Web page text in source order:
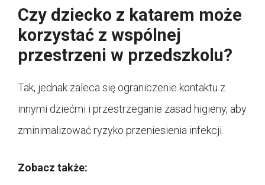
Czy dziecko z katarem może
korzystać z wspólnej
przestrzeni w przedszkolu?
Tak, jednak zaleca się ograniczenie kontaktu z
innymi dziećmi i przestrzeganie zasad higieny, aby
zminimalizować ryzyko przeniesienia infekcji.
Zobacz także: